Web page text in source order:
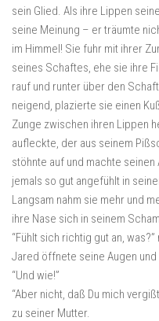
sein Glied. Als ihre Lippen
seine Meinung – er träumte
im Himmel! Sie fuhr mit ihrer
seines Schaftes, ehe sie ihre
rauf und runter über den
neigend, plazierte sie einen
Zunge zwischen ihren Lippen
aufleckte, der aus seinem
stöhnte auf und machte
jemals so gut angefühlt in
Langsam nahm sie mehr und
ihre Nase sich in seinem
“Fühlt sich richtig gut an, was?”
Jared öffnete seine Augen und
“Und wie!”
“Aber nicht, daß Du mich
zu seiner Mutter.